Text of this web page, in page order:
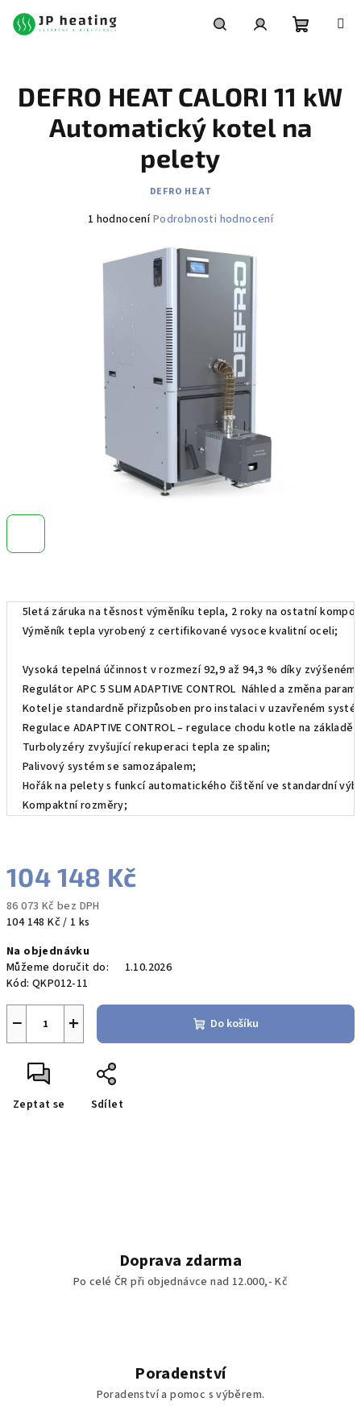
obsah
košík
5letá záruka na těsnost výměníku tepla, 2 roky na ostatní
Výměník tepla vyrobený z certifikované vysoce kvalitní oceli;
Vysoká tepelná účinnost v rozmezí 92,9 až 94,3 % díky
Regulátor APC 5 SLIM ADAPTIVE CONTROL Náhled a změna
Kotel je standardně přizpůsoben pro instalaci v uzavřeném
Regulace ADAPTIVE CONTROL – regulace chodu kotle na
Turbolyzéry zvyšující rekuperaci tepla ze spalin;
Palivový systém se samozápalem;
Hořák na pelety s funkcí automatického čištění ve standardní
Kompaktní rozměry;
104 148 Kč
86 073 Kč bez DPH
Měrná
104 148 Kč / 1 ks
Na objednávku
Můžeme doručit do:
1.10.2026
Kód: QKP012-11
+
− Do košíku
Zeptat se Sdílet
DEFRO HEAT CALORI 11 kW
Automatický kotel na
pelety
DEFRO HEAT
Průměrné
hvězdiček.
1 hodnoceníPodrobnosti hodnocení
Doprava zdarma
Po celé ČR při objednávce nad 12.000,- Kč
Poradenství
Poradenství a pomoc s výběrem.